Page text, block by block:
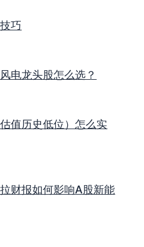
巧
电龙头股怎么选？
值历史低位）怎么实
财报如何影响A股新能